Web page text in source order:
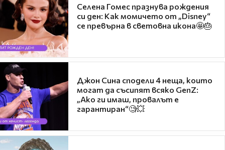
Селена Гомес празнува рождения
си ден: Как момичето от „Disney“
се превърна в световна икона🤩🎂
Джон Сина сподели 4 неща, които
могат да съсипят всяко GenZ:
„Ако ги имаш, провалът е
гарантиран“🧐💥